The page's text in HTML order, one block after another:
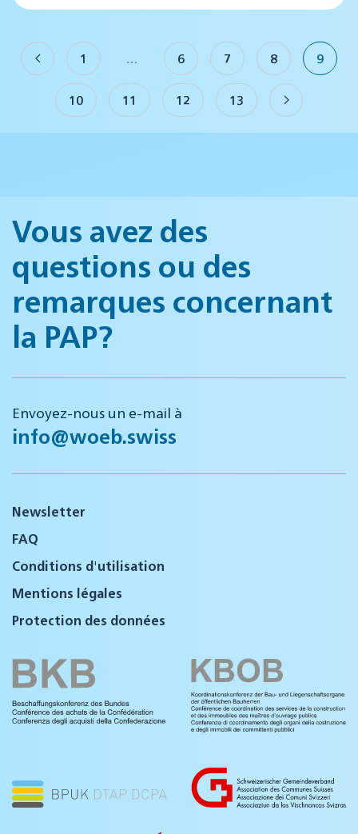
1 … 6 7 8 9
10 11 12 13
Vous avez des
questions ou des
remarques concernant
la PAP?
Envoyez-nous un e-mail à
info@woeb.swiss
Newsletter
FAQ
Conditions d'utilisation
Mentions légales
Protection des données